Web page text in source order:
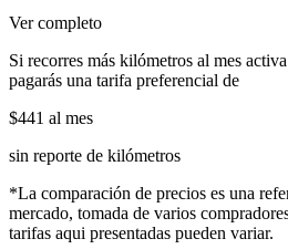
Ver completo
Si recorres más kilómetros al mes
pagarás una tarifa preferencial de
$441 al mes
sin reporte de kilómetros
*La comparación de precios es una
mercado, tomada de varios
tarifas aqui presentadas pueden variar.